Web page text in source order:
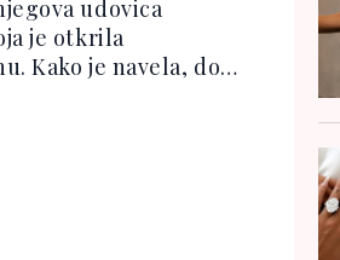
udovica
je otkrila
Kako je navela, dok
njegovu sahranu, i